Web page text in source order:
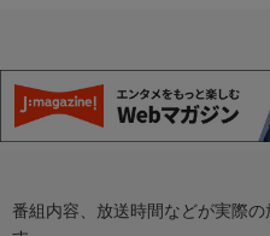
番組内容、放送時間などが実際